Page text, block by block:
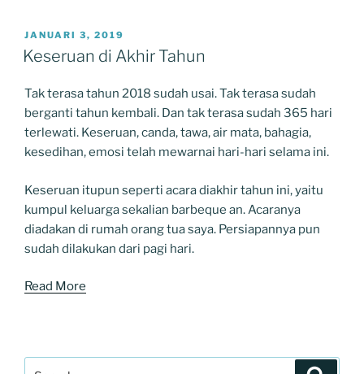
POSTED
ON
JANUARI 3, 2019
Keseruan di Akhir Tahun
Tak terasa tahun 2018 sudah usai. Tak terasa sudah
berganti tahun kembali. Dan tak terasa sudah 365 hari
terlewati. Keseruan, canda, tawa, air mata, bahagia,
kesedihan, emosi telah mewarnai hari-hari selama ini.
Keseruan itupun seperti acara diakhir tahun ini, yaitu
kumpul keluarga sekalian barbeque an. Acaranya
diadakan di rumah orang tua saya. Persiapannya pun
sudah dilakukan dari pagi hari.
Read More